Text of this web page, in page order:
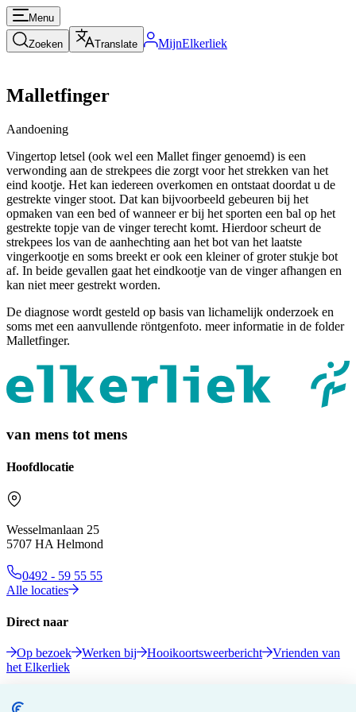
Menu
Zoeken Translate MijnElkerliek
Malletfinger
Aandoening
Vingertop letsel (ook wel een Mallet finger genoemd) is een
verwonding aan de strekpees die zorgt voor het strekken van het
eind kootje. Het kan iedereen overkomen en ontstaat doordat u de
gestrekte vinger stoot. Dat kan bijvoorbeeld gebeuren bij het
opmaken van een bed of wanneer er bij het sporten een bal op het
gestrekte topje van de vinger terecht komt. Hierdoor scheurt de
strekpees los van de aanhechting aan het bot van het laatste
vingerkootje en soms breekt er ook een kleiner of groter stukje bot
af. In beide gevallen gaat het eindkootje van de vinger afhangen en
kan niet meer gestrekt worden.
De diagnose wordt gesteld op basis van lichamelijk onderzoek en
soms met een aanvullende röntgenfoto. meer informatie in de folder
Malletfinger.
van mens tot mens
Hoofdlocatie
Wesselmanlaan 25
5707 HA Helmond
0492 - 59 55 55
Alle locaties
Direct naar
Op bezoek Werken bij Hooikoortsweerbericht
Vrienden van
het Elkerliek